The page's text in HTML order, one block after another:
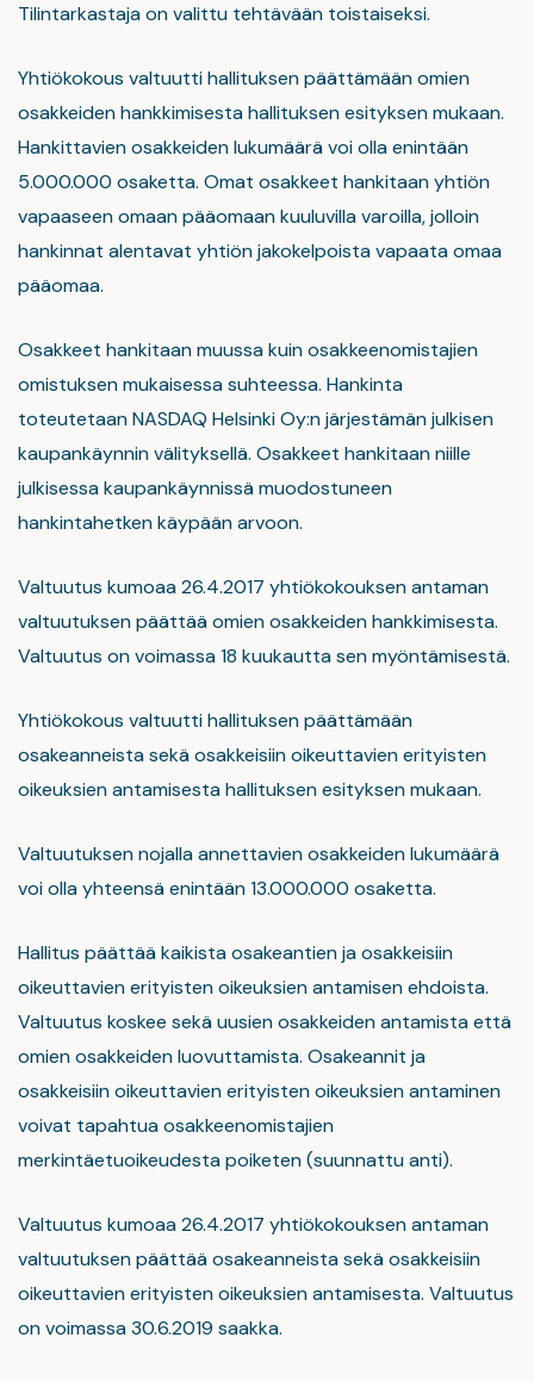
Tilintarkastaja on valittu tehtävään toistaiseksi.
Yhtiökokous valtuutti hallituksen päättämään omien
osakkeiden hankkimisesta hallituksen esityksen mukaan.
Hankittavien osakkeiden lukumäärä voi olla enintään
5.000.000 osaketta. Omat osakkeet hankitaan yhtiön
vapaaseen omaan pääomaan kuuluvilla varoilla, jolloin
hankinnat alentavat yhtiön jakokelpoista vapaata omaa
pääomaa.
Osakkeet hankitaan muussa kuin osakkeenomistajien
omistuksen mukaisessa suhteessa. Hankinta
toteutetaan NASDAQ Helsinki Oy:n järjestämän julkisen
kaupankäynnin välityksellä. Osakkeet hankitaan niille
julkisessa kaupankäynnissä muodostuneen
hankintahetken käypään arvoon.
Valtuutus kumoaa 26.4.2017 yhtiökokouksen antaman
valtuutuksen päättää omien osakkeiden hankkimisesta.
Valtuutus on voimassa 18 kuukautta sen myöntämisestä.
Yhtiökokous valtuutti hallituksen päättämään
osakeanneista sekä osakkeisiin oikeuttavien erityisten
oikeuksien antamisesta hallituksen esityksen mukaan.
Valtuutuksen nojalla annettavien osakkeiden lukumäärä
voi olla yhteensä enintään 13.000.000 osaketta.
Hallitus päättää kaikista osakeantien ja osakkeisiin
oikeuttavien erityisten oikeuksien antamisen ehdoista.
Valtuutus koskee sekä uusien osakkeiden antamista että
omien osakkeiden luovuttamista. Osakeannit ja
osakkeisiin oikeuttavien erityisten oikeuksien antaminen
voivat tapahtua osakkeenomistajien
merkintäetuoikeudesta poiketen (suunnattu anti).
Valtuutus kumoaa 26.4.2017 yhtiökokouksen antaman
valtuutuksen päättää osakeanneista sekä osakkeisiin
oikeuttavien erityisten oikeuksien antamisesta. Valtuutus
on voimassa 30.6.2019 saakka.